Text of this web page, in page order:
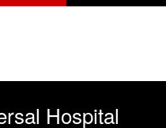
Hospital